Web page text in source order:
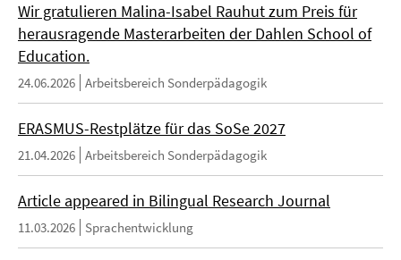
Wir gratulieren Malina-Isabel Rauhut zum Preis für
herausragende Masterarbeiten der Dahlen School of
Education.
24.06.2026 Arbeitsbereich Sonderpädagogik
ERASMUS-Restplätze für das SoSe 2027
21.04.2026 Arbeitsbereich Sonderpädagogik
Article appeared in Bilingual Research Journal
11.03.2026 Sprachentwicklung